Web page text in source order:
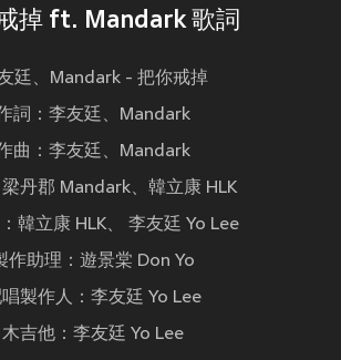
掉 ft. Mandark 歌詞
廷、Mandark - 把你戒掉
詞：李友廷、Mandark
曲：李友廷、Mandark
丹郡 Mandark、韓立康 HLK
韓立康 HLK、 李友廷 Yo Lee
作助理：遊景棠 Don Yo
製作人：李友廷 Yo Lee
木吉他：李友廷 Yo Lee